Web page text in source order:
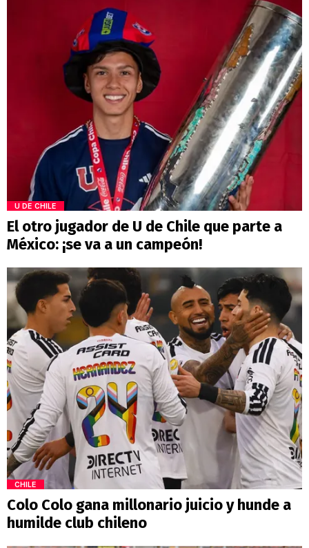
U DE CHILE
El otro jugador de U de Chile que parte a
México: ¡se va a un campeón!
CHILE
Colo Colo gana millonario juicio y hunde a
humilde club chileno